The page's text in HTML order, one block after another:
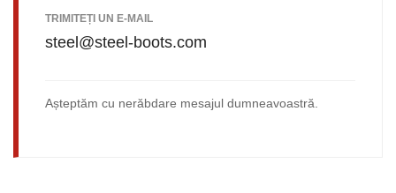
TRIMITEȚI UN E-MAIL
steel@steel-boots.com
Așteptăm cu nerăbdare mesajul dumneavoastră.